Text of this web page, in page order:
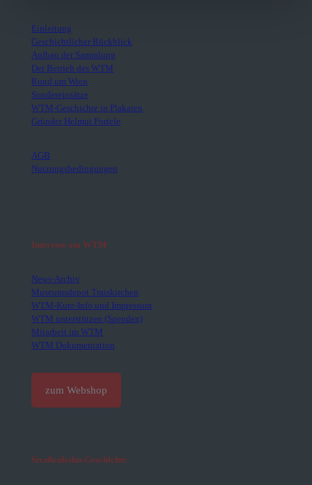
Einleitung
Geschichtlicher Rückblick
Aufbau der Sammlung
Der Betrieb des WTM
Rund um Wien
Sondereinsätze
WTM-Geschichte in Plakaten
Gründer Helmut Portele
AGB
Nutzungsbedingungen
Interesse am WTM
News-Archiv
Museumsdepot Traiskirchen
WTM-Kurz-Info und Impressum
WTM unterstützen (Spenden)
Mitarbeit im WTM
WTM Dokumentation
zum Webshop
Straßenbahn-Geschichte